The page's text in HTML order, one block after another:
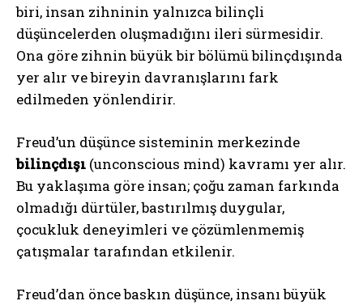
biri, insan zihninin yalnızca bilinçli
düşüncelerden oluşmadığını ileri sürmesidir.
Ona göre zihnin büyük bir bölümü bilinçdışında
yer alır ve bireyin davranışlarını fark
edilmeden yönlendirir.
Freud’un düşünce sisteminin merkezinde
bilinçdışı (unconscious mind) kavramı yer alır.
Bu yaklaşıma göre insan; çoğu zaman farkında
olmadığı dürtüler, bastırılmış duygular,
çocukluk deneyimleri ve çözümlenmemiş
çatışmalar tarafından etkilenir.
Freud’dan önce baskın düşünce, insanı büyük